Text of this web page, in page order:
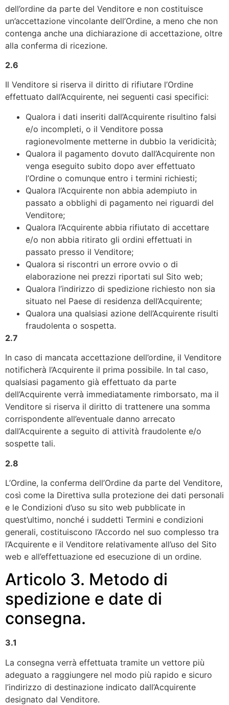
dell’ordine da parte del Venditore e non costituisce
un’accettazione vincolante dell’Ordine, a meno che non
contenga anche una dichiarazione di accettazione, oltre
alla conferma di ricezione.
2.6
Il Venditore si riserva il diritto di rifiutare l’Ordine
effettuato dall’Acquirente, nei seguenti casi specifici:
Qualora i dati inseriti dall’Acquirente risultino falsi
e/o incompleti, o il Venditore possa
ragionevolmente metterne in dubbio la veridicità;
Qualora il pagamento dovuto dall’Acquirente non
venga eseguito subito dopo aver effettuato
l’Ordine o comunque entro i termini richiesti;
Qualora l’Acquirente non abbia adempiuto in
passato a obblighi di pagamento nei riguardi del
Venditore;
Qualora l’Acquirente abbia rifiutato di accettare
e/o non abbia ritirato gli ordini effettuati in
passato presso il Venditore;
Qualora si riscontri un errore ovvio o di
elaborazione nei prezzi riportati sul Sito web;
Qualora l’indirizzo di spedizione richiesto non sia
situato nel Paese di residenza dell’Acquirente;
Qualora una qualsiasi azione dell’Acquirente risulti
fraudolenta o sospetta.
2.7
In caso di mancata accettazione dell’ordine, il Venditore
notificherà l’Acquirente il prima possibile. In tal caso,
qualsiasi pagamento già effettuato da parte
dell’Acquirente verrà immediatamente rimborsato, ma il
Venditore si riserva il diritto di trattenere una somma
corrispondente all’eventuale danno arrecato
dall’Acquirente a seguito di attività fraudolente e/o
sospette tali.
2.8
L’Ordine, la conferma dell’Ordine da parte del Venditore,
così come la Direttiva sulla protezione dei dati personali
e le Condizioni d’uso su sito web pubblicate in
quest’ultimo, nonché i suddetti Termini e condizioni
generali, costituiscono l’Accordo nel suo complesso tra
l’Acquirente e il Venditore relativamente all’uso del Sito
web e all’effettuazione ed esecuzione di un ordine.
Articolo 3. Metodo di
spedizione e date di
consegna.
3.1
La consegna verrà effettuata tramite un vettore più
adeguato a raggiungere nel modo più rapido e sicuro
l’indirizzo di destinazione indicato dall’Acquirente
designato dal Venditore.